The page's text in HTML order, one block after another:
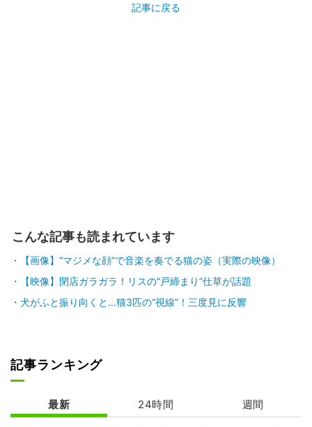
記事に戻る
こんな記事も読まれています
【画像】“マジメな顔”で音楽を奏でる猫の姿（実際の映像）
【映像】閉店ガラガラ！リスの“戸締まり”仕草が話題
犬がふと振り向くと…猫3匹の“視線”！三度見に反響
記事ランキング
最新 24時間 週間